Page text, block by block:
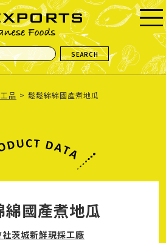
品 鬆鬆綿綿國產煮地瓜
綿國產煮地瓜
茨城新鮮現採工廠